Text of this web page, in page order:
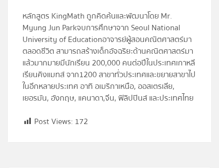
หลักสูตร KingMath ถูกคิดค้นและพัฒนาโดย Mr.
Myung Jun Parkจบการศึกษาจาก Seoul National
University of Educationอาจารย์ผู้สอนคณิตศาสตร์มา
ตลอดชีวิต สามารถสร้างเด็กอัจฉริยะด้านคณิตศาสตร์มา
แล้วมากมายมีนักเรียน 200,000 คนต่อปีในประเทศเกาหลี
เรียนคิงแมทส์ จาก1200 สาขาทั่วประเทศและขยายสาขาไป
ในอีกหลายประเทศ อาทิ อเมริกาเหนือ, ออสเตรเลีย,
เยอรมัน, อังกฤษ, แคนาดา,จีน, ฟิลิปปินส์ และประเทศไทย
Post Views: 172